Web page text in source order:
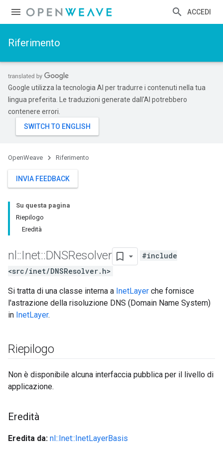
ACCEDI
Riferimento
Google utilizza la tecnologia AI per tradurre i contenuti nella tua
lingua preferita. Le traduzioni generate dall'AI potrebbero
contenere errori.
OpenWeave Riferimento
INVIA FEEDBACK
Su questa pagina
Riepilogo
Eredità
nl ::Inet::DNSResolver
#include
<src/inet/DNSResolver.h>
Si tratta di una classe interna a InetLayer che fornisce
l'astrazione della risoluzione DNS (Domain Name System)
in InetLayer.
Riepilogo
Non è disponibile alcuna interfaccia pubblica per il livello di
applicazione.
Eredità
Eredita da: nl::Inet::InetLayerBasis